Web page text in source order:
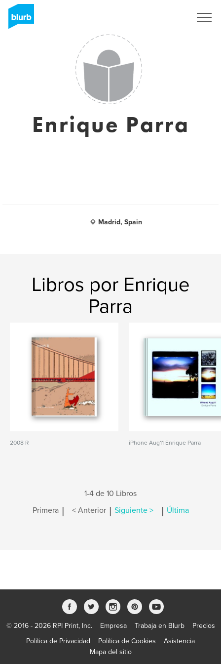
Enrique Parra
Madrid, Spain
Libros por Enrique
Parra
2008 R iPhone Aug11 Enrique Parra
1-4 de 10 Libros
Primera | < Anterior | Siguiente > | Última
© 2016 - 2026 RPI Print, Inc. Empresa Trabaja en Blurb
Precios
Política de Privacidad
Política de Cookies
Asistencia
Mapa del sitio